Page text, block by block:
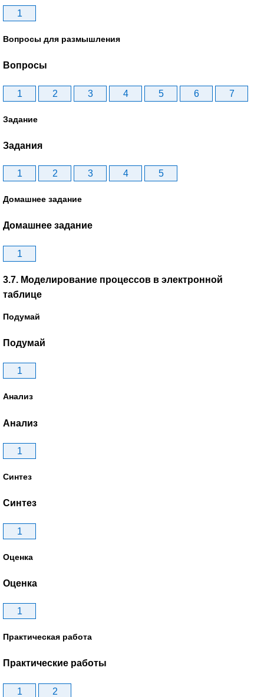
1
Вопросы для размышления
Вопросы
1 2 3 4 5 6 7
Задание
Задания
1 2 3 4 5
Домашнее задание
Домашнее задание
1
3.7. Моделирование процессов в электронной
таблице
Подумай
Подумай
1
Анализ
Анализ
1
Синтез
Синтез
1
Оценка
Оценка
1
Практическая работа
Практические работы
1 2